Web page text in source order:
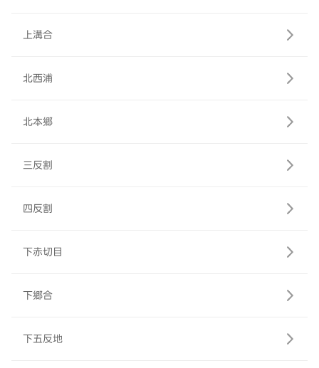
上溝合
北西浦
北本郷
三反割
四反割
下赤切目
下郷合
下五反地